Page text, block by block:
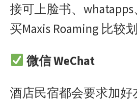
接可上脸书、
买Maxis Roaming 比较划
微信 WeChat
酒店民宿都会要求加好